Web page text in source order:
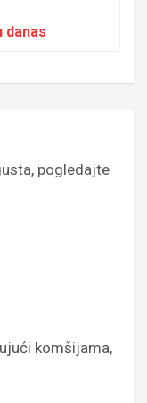
danas
pogledajte
komšijama,